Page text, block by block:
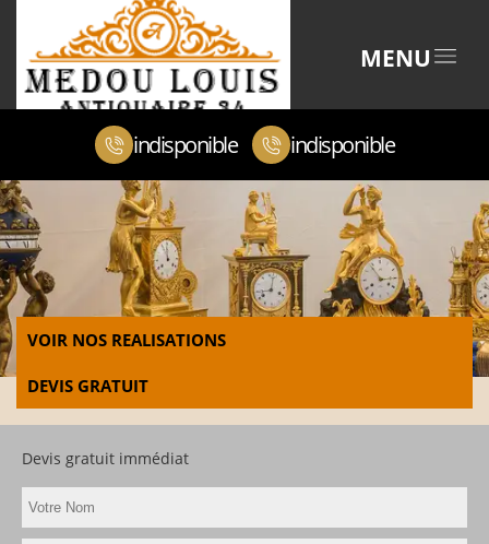
MENU
indisponible indisponible
VOIR NOS REALISATIONS
DEVIS GRATUIT
Devis gratuit immédiat